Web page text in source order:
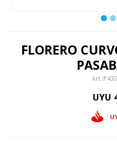
FLORERO
UYU